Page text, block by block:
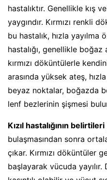
hastalıktır. Genellikle kış
yaygındır. Kırmızı renkli
bu hastalık, hızla yayılma
hastalığı, genellikle boğaz
kırmızı döküntülerle
arasında yüksek ateş,
beyaz noktalar, boğazda
lenf bezlerinin şişmesi
Kızıl hastalığının belirtileri
bulaşmasından sonra
çıkar. Kırmızı döküntüler
başlayarak vücuda